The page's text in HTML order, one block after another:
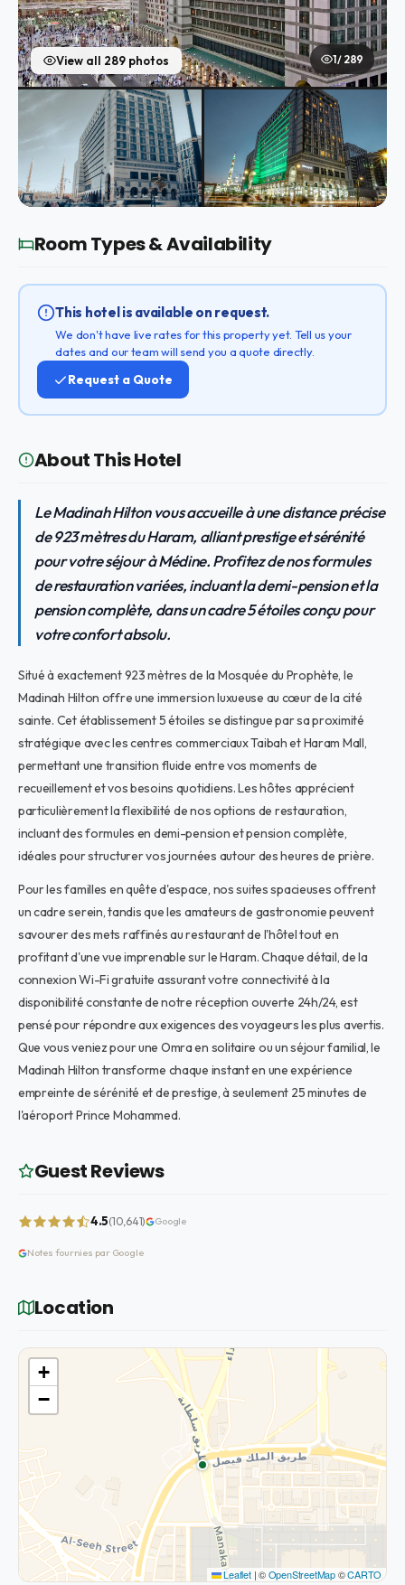
View all 289 photos 1 / 289
Room Types & Availability
This hotel is available on request.
We don't have live rates for this property yet. Tell us your
dates and our team will send you a quote directly.
Request a Quote
About This Hotel
Le Madinah Hilton vous accueille à une distance précise
de 923 mètres du Haram, alliant prestige et sérénité
pour votre séjour à Médine. Profitez de nos formules
de restauration variées, incluant la demi-pension et la
pension complète, dans un cadre 5 étoiles conçu pour
votre confort absolu.
Situé à exactement 923 mètres de la Mosquée du Prophète, le
Madinah Hilton offre une immersion luxueuse au cœur de la cité
sainte. Cet établissement 5 étoiles se distingue par sa proximité
stratégique avec les centres commerciaux Taibah et Haram Mall,
permettant une transition fluide entre vos moments de
recueillement et vos besoins quotidiens. Les hôtes apprécient
particulièrement la flexibilité de nos options de restauration,
incluant des formules en demi-pension et pension complète,
idéales pour structurer vos journées autour des heures de prière.
Pour les familles en quête d'espace, nos suites spacieuses offrent
un cadre serein, tandis que les amateurs de gastronomie peuvent
savourer des mets raffinés au restaurant de l'hôtel tout en
profitant d'une vue imprenable sur le Haram. Chaque détail, de la
connexion Wi-Fi gratuite assurant votre connectivité à la
disponibilité constante de notre réception ouverte 24h/24, est
pensé pour répondre aux exigences des voyageurs les plus avertis.
Que vous veniez pour une Omra en solitaire ou un séjour familial, le
Madinah Hilton transforme chaque instant en une expérience
empreinte de sérénité et de prestige, à seulement 25 minutes de
l'aéroport Prince Mohammed.
Guest Reviews
4.5(10,641) Google
Notes fournies par Google
Location
+
−
Leaflet |©OpenStreetMap©CARTO